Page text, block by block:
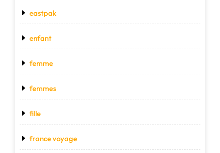
eastpak
enfant
femme
femmes
fille
france voyage